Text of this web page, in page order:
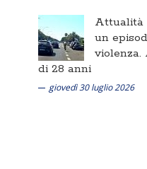
Attualità
un
violenza.
di 28 anni
giovedì 30 luglio 2026